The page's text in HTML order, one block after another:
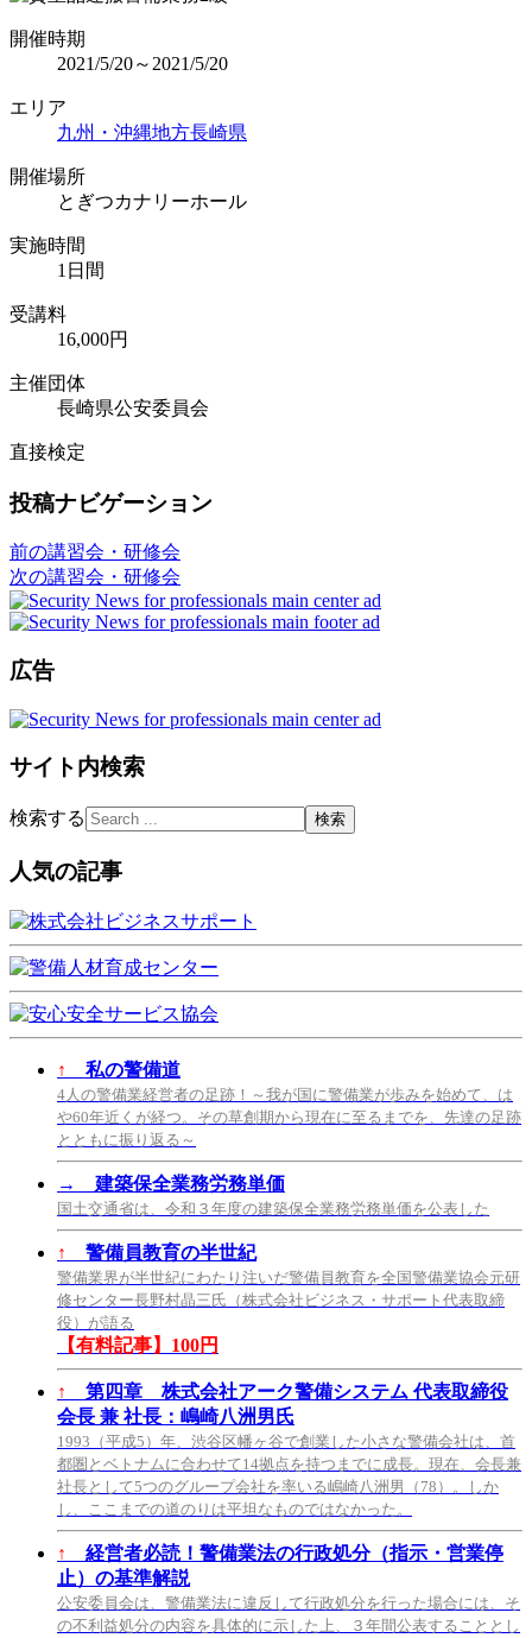
開催時期
2021/5/20～2021/5/20
エリア
九州・沖縄地方長崎県
開催場所
とぎつカナリーホール
実施時間
1日間
受講料
16,000円
主催団体
長崎県公安委員会
直接検定
投稿ナビゲーション
前の講習会・研修会
次の講習会・研修会
広告
サイト内検索
検索する
人気の記事
↑ 私の警備道
4人の警備業経営者の足跡！～我が国に警備業が歩みを始めて、は
や60年近くが経つ。その草創期から現在に至るまでを、先達の足跡
とともに振り返る～
→ 建築保全業務労務単価
国土交通省は、令和３年度の建築保全業務労務単価を公表した
↑ 警備員教育の半世紀
警備業界が半世紀にわたり注いだ警備員教育を全国警備業協会元研
修センター長野村晶三氏（株式会社ビジネス・サポート代表取締
役）が語る
【有料記事】100円
↑
第四章 株式会社アーク警備システム 代表取締役
会長 兼 社長：嶋崎八洲男氏
1993（平成5）年、渋谷区幡ヶ谷で創業した小さな警備会社は、首
都圏とベトナムに合わせて14拠点を持つまでに成長。現在、会長兼
社長として5つのグループ会社を率いる嶋崎八洲男（78）。しか
し、ここまでの道のりは平坦なものではなかった。
↑
経営者必読！警備業法の行政処分（指示・営業停
止）の基準解説
公安委員会は、警備業法に違反して行政処分を行った場合には、そ
の不利益処分の内容を具体的に示した上、３年間公表することとし